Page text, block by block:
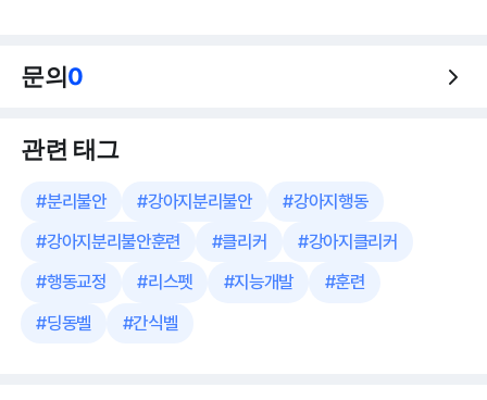
문의0
관련 태그
#분리불안 #강아지분리불안 #강아지행동
#강아지분리불안훈련 #클리커 #강아지클리커
#행동교정 #리스펫 #지능개발 #훈련
#딩동벨 #간식벨